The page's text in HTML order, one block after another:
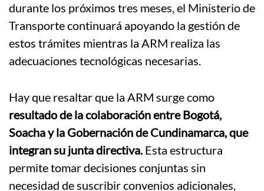
durante los próximos tres meses, el Ministerio de
Transporte continuará apoyando la gestión de
estos trámites mientras la ARM realiza las
adecuaciones tecnológicas necesarias.
Hay que resaltar que la ARM surge como
resultado de la colaboración entre Bogotá,
Soacha y la Gobernación de Cundinamarca, que
integran su junta directiva. Esta estructura
permite tomar decisiones conjuntas sin
necesidad de suscribir convenios adicionales,